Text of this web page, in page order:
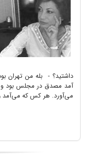
داشتید؟ - بله من تهران
آمد مصدق در مجلس بود و
می‌آورد. هر کس که می‌آمد و